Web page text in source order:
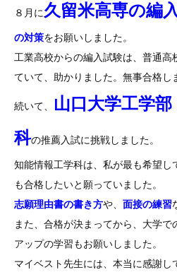
８月に久留米高専の編
の対策をお願いしました。
工業高校からの編入試験は、普通高
ていて、助かりました。無事合格し
続いて、 山口大学工学
科の推薦入試に挑戦しました。
知能情報工学科は、私が最も希望し
も合格したいと願っていました。
志願理由書の書き方や、 面接の練習
また、合格が決まってから、大学
アップの学習もお願いしました。
マイベスト先生には、本当に感謝し